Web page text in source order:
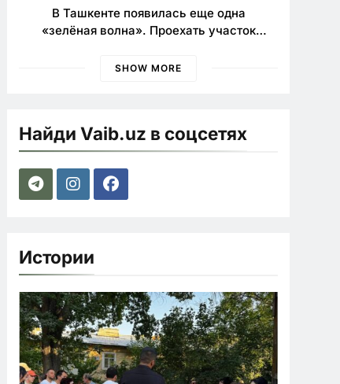
В Ташкенте появилась еще одна
«зелёная волна». Проехать участок
SHOW MORE
Найди Vaib.uz в соцсетях
Истории